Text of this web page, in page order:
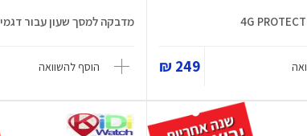
249 ₪
מדבקה למסך שעון עבור דגמי G4
הוסף להשוואה